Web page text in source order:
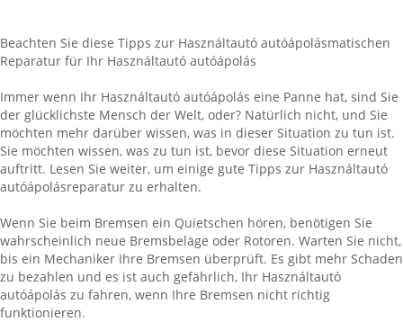
Beachten Sie diese Tipps zur Használtautó autóápolásmatischen
Reparatur für Ihr Használtautó autóápolás
Immer wenn Ihr Használtautó autóápolás eine Panne hat, sind Sie
der glücklichste Mensch der Welt, oder? Natürlich nicht, und Sie
möchten mehr darüber wissen, was in dieser Situation zu tun ist.
Sie möchten wissen, was zu tun ist, bevor diese Situation erneut
auftritt. Lesen Sie weiter, um einige gute Tipps zur Használtautó
autóápolásreparatur zu erhalten.
Wenn Sie beim Bremsen ein Quietschen hören, benötigen Sie
wahrscheinlich neue Bremsbeläge oder Rotoren. Warten Sie nicht,
bis ein Mechaniker Ihre Bremsen überprüft. Es gibt mehr Schaden
zu bezahlen und es ist auch gefährlich, Ihr Használtautó
autóápolás zu fahren, wenn Ihre Bremsen nicht richtig
funktionieren.